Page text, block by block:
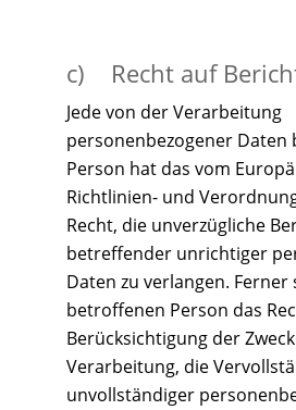
c) Recht auf
Jede von der Verarbeitung
personenbezogener Daten
Person hat das vom
Richtlinien- und
Recht, die unverzügliche
betreffender unrichtiger
Daten zu verlangen.
betroffenen Person das
Berücksichtigung der
Verarbeitung, die
unvollständiger